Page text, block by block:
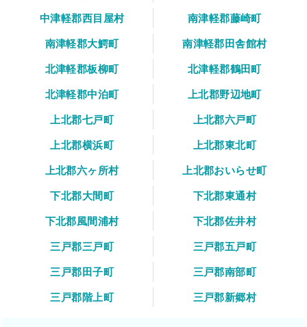
中津軽郡西目屋村
南津軽郡藤崎町
南津軽郡大鰐町
南津軽郡田舎館村
北津軽郡板柳町
北津軽郡鶴田町
北津軽郡中泊町
上北郡野辺地町
上北郡七戸町
上北郡六戸町
上北郡横浜町
上北郡東北町
上北郡六ヶ所村
上北郡おいらせ町
下北郡大間町
下北郡東通村
下北郡風間浦村
下北郡佐井村
三戸郡三戸町
三戸郡五戸町
三戸郡田子町
三戸郡南部町
三戸郡階上町
三戸郡新郷村